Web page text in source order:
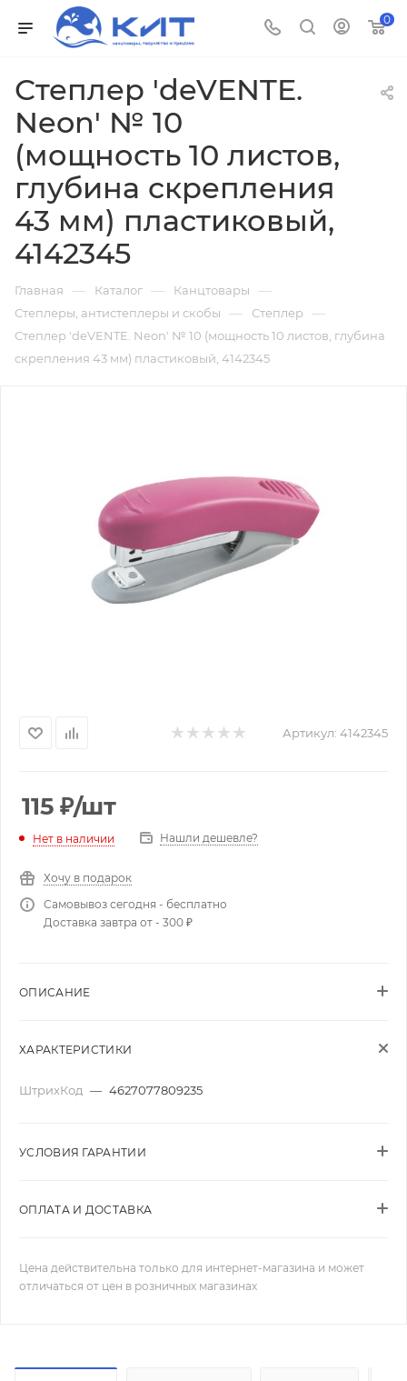
0
Степлер 'deVENTE.
Neon' № 10
(мощность 10 листов,
глубина скрепления
43 мм) пластиковый,
4142345
Главная — Каталог — Канцтовары —
Степлеры, антистеплеры и скобы — Степлер —
Степлер 'deVENTE. Neon' № 10 (мощность 10 листов, глубина
скрепления 43 мм) пластиковый, 4142345
Артикул: 4142345
115 ₽/шт
Нет в наличии Нашли дешевле?
Хочу в подарок
Самовывоз сегодня - бесплатно
Доставка завтра от - 300 ₽
ОПИСАНИЕ
ХАРАКТЕРИСТИКИ
ШтрихКод — 4627077809235
УСЛОВИЯ ГАРАНТИИ
ОПЛАТА И ДОСТАВКА
Цена действительна только для интернет-магазина и может
отличаться от цен в розничных магазинах